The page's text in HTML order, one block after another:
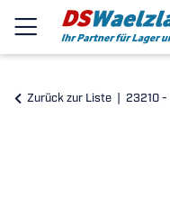
Zurück zur Liste 23210 -